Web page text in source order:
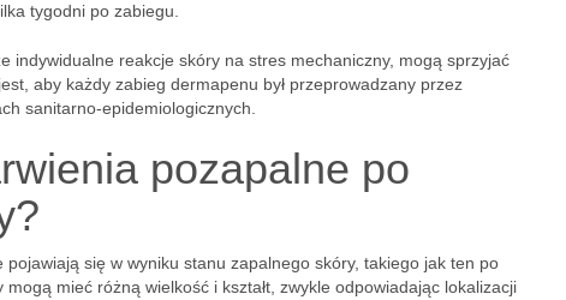
tygodni po zabiegu.
indywidualne reakcje skóry na stres mechaniczny, mogą sprzyjać
aby każdy zabieg dermapenu był przeprowadzany przez
sanitarno-epidemiologicznych.
pozapalne po
się w wyniku stanu zapalnego skóry, takiego jak ten po
mieć różną wielkość i kształt, zwykle odpowiadając lokalizacji